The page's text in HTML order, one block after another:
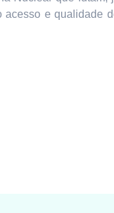
acesso e qualidade